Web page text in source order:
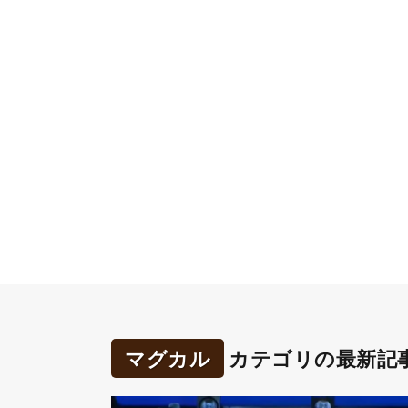
マグカル カテゴリの最新記